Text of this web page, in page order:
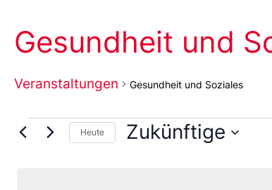
Gesundheit und
Veranstaltungen Gesundheit und Soziales
Heute Zukünftige